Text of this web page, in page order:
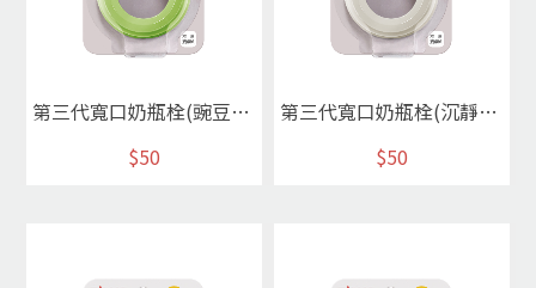
第三代寬口奶瓶栓(豌豆綠)
$50
第三代寬口奶瓶栓(沉靜灰)
$50